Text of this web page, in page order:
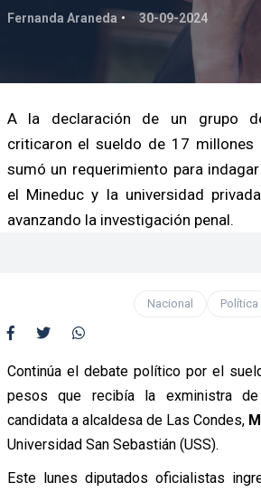
Fernanda Araneda 30-09-2024
A la declaración de un grupo
criticaron el sueldo de 17 millones
sumó un requerimiento para
el Mineduc y la universidad
avanzando la investigación penal.
Nacional Política
Continúa el debate político por el
pesos que recibía la exministra
candidata a alcaldesa de Las Condes,
Universidad San Sebastián (USS).
Este lunes diputados oficialistas